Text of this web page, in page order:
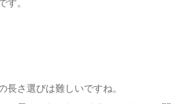
す。
長さ選びは難しいですね。